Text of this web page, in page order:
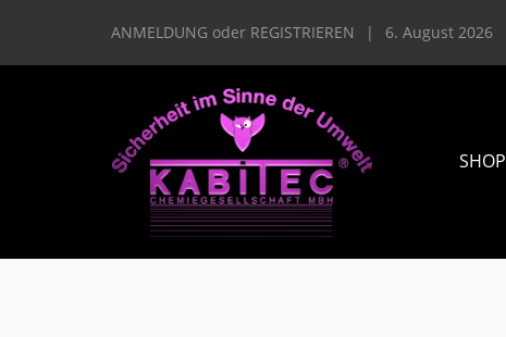
ANMELDUNG oder REGISTRIEREN | 6. August 2026
SHOP